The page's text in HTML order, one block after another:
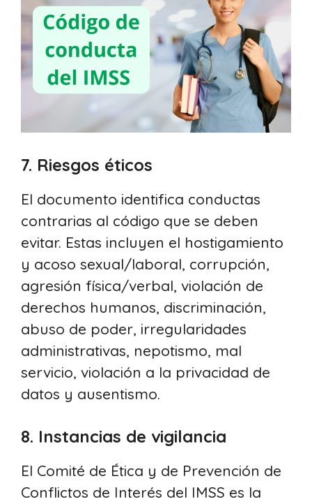
7. Riesgos éticos
El documento identifica conductas
contrarias al código que se deben
evitar. Estas incluyen el hostigamiento
y acoso sexual/laboral, corrupción,
agresión física/verbal, violación de
derechos humanos, discriminación,
abuso de poder, irregularidades
administrativas, nepotismo, mal
servicio, violación a la privacidad de
datos y ausentismo.
8. Instancias de vigilancia
El Comité de Ética y de Prevención de
Conflictos de Interés del IMSS es la